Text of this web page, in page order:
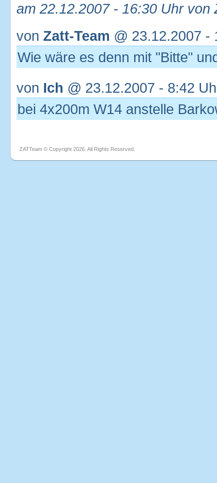
am 22.12.2007 - 16:30 Uhr von
von Zatt-Team @ 23.12.2007 -
Wie wäre es denn mit "Bitte"
von Ich @ 23.12.2007 - 8:42
bei 4x200m W14 anstelle
ZATTeam © Copyright 2026. All Rights Reserved.